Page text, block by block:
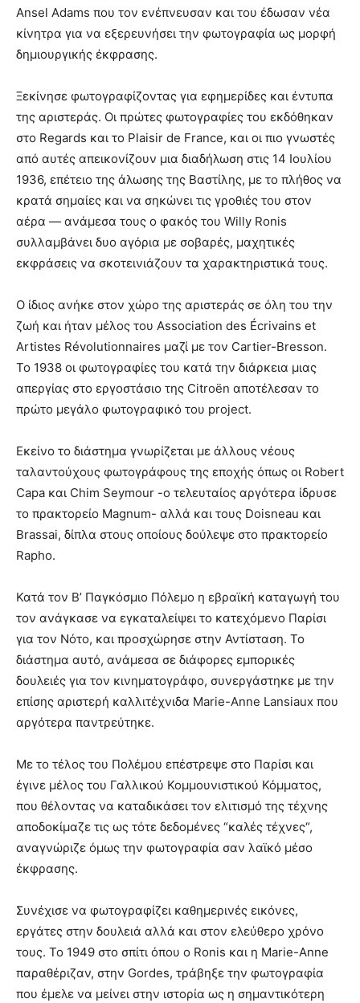
Ansel Adams που τον ενέπνευσαν και του έδωσαν νέα
κίνητρα για να εξερευνήσει την φωτογραφία ως μορφή
δημιουργικής έκφρασης.
Ξεκίνησε φωτογραφίζοντας για εφημερίδες και έντυπα
της αριστεράς. Οι πρώτες φωτογραφίες του εκδόθηκαν
στο Regards και το Plaisir de France, και οι πιο γνωστές
από αυτές απεικονίζουν μια διαδήλωση στις 14 Ιουλίου
1936, επέτειο της άλωσης της Βαστίλης, με το πλήθος να
κρατά σημαίες και να σηκώνει τις γροθιές του στον
αέρα — ανάμεσα τους ο φακός του Willy Ronis
συλλαμβάνει δυο αγόρια με σοβαρές, μαχητικές
εκφράσεις να σκοτεινιάζουν τα χαρακτηριστικά τους.
Ο ίδιος ανήκε στον χώρο της αριστεράς σε όλη του την
ζωή και ήταν μέλος του Association des Écrivains et
Artistes Révolutionnaires μαζί με τον Cartier-Bresson.
Το 1938 οι φωτογραφίες του κατά την διάρκεια μιας
απεργίας στο εργοστάσιο της Citroën αποτέλεσαν το
πρώτο μεγάλο φωτογραφικό του project.
Εκείνο το διάστημα γνωρίζεται με άλλους νέους
ταλαντούχους φωτογράφους της εποχής όπως οι Robert
Capa και Chim Seymour -ο τελευταίος αργότερα ίδρυσε
το πρακτορείο Magnum- αλλά και τους Doisneau και
Brassai, δίπλα στους οποίους δούλεψε στο πρακτορείο
Rapho.
Κατά τον Β’ Παγκόσμιο Πόλεμο η εβραϊκή καταγωγή του
τον ανάγκασε να εγκαταλείψει το κατεχόμενο Παρίσι
για τον Νότο, και προσχώρησε στην Αντίσταση. Το
διάστημα αυτό, ανάμεσα σε διάφορες εμπορικές
δουλειές για τον κινηματογράφο, συνεργάστηκε με την
επίσης αριστερή καλλιτέχνιδα Marie-Anne Lansiaux που
αργότερα παντρεύτηκε.
Με το τέλος του Πολέμου επέστρεψε στο Παρίσι και
έγινε μέλος του Γαλλικού Κομμουνιστικού Κόμματος,
που θέλοντας να καταδικάσει τον ελιτισμό της τέχνης
αποδοκίμαζε τις ως τότε δεδομένες “καλές τέχνες“,
αναγνώριζε όμως την φωτογραφία σαν λαϊκό μέσο
έκφρασης.
Συνέχισε να φωτογραφίζει καθημερινές εικόνες,
εργάτες στην δουλειά αλλά και στον ελεύθερο χρόνο
τους. Το 1949 στο σπίτι όπου ο Ronis και η Marie-Anne
παραθέριζαν, στην Gordes, τράβηξε την φωτογραφία
που έμελε να μείνει στην ιστορία ως η σημαντικότερη